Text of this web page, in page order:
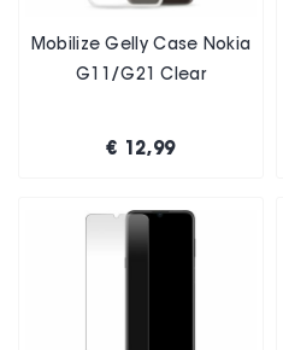
Mobilize Gelly Case Nokia
G11/G21 Clear
€ 12,99